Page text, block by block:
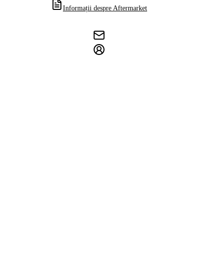
Informații despre Aftermarket